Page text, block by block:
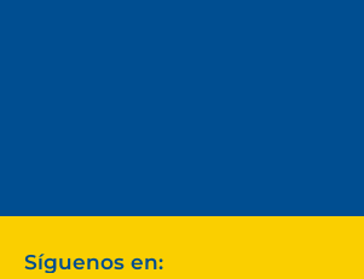
Síguenos en: